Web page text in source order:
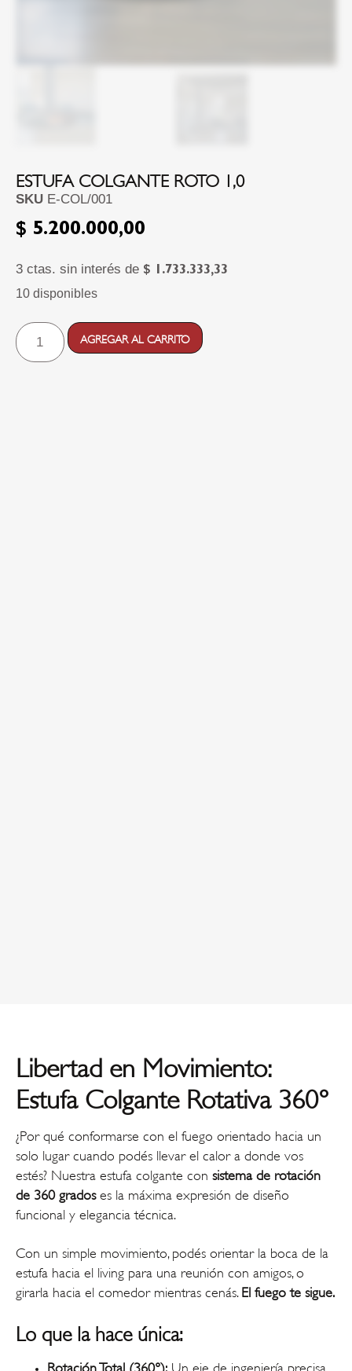
ESTUFA COLGANTE ROTO 1,0
SKU E-COL/001
$ 5.200.000,00
3 ctas. sin interés de $ 1.733.333,33
10 disponibles
AGREGAR AL CARRITO
Libertad en Movimiento:
Estufa Colgante Rotativa 360°
¿Por qué conformarse con el fuego orientado hacia un
solo lugar cuando podés llevar el calor a donde vos
estés? Nuestra estufa colgante con sistema de rotación
de 360 gradoses la máxima expresión de diseño
funcional y elegancia técnica.
Con un simple movimiento, podés orientar la boca de la
estufa hacia el living para una reunión con amigos, o
girarla hacia el comedor mientras cenás. El fuego te sigue.
Lo que la hace única:
Rotación Total (360°): Un eje de ingeniería precisa